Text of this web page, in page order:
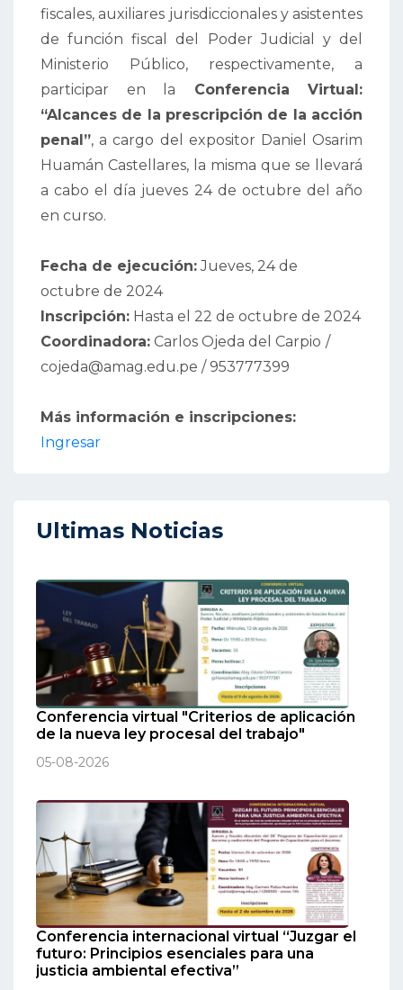
fiscales, auxiliares jurisdiccionales y asistentes
de función fiscal del Poder Judicial y del
Ministerio Público, respectivamente, a
participar en la Conferencia Virtual:
“Alcances de la prescripción de la acción
penal”, a cargo del expositor Daniel Osarim
Huamán Castellares, la misma que se llevará
a cabo el día jueves 24 de octubre del año
en curso.
Fecha de ejecución:Jueves, 24 de
octubre de 2024
Inscripción: Hasta el 22 de octubre de 2024
Coordinadora: Carlos Ojeda del Carpio /
cojeda@amag.edu.pe / 953777399
Más información e inscripciones:
Ingresar
Ultimas Noticias
Conferencia virtual "Criterios de aplicación
de la nueva ley procesal del trabajo"
05-08-2026
Conferencia internacional virtual “Juzgar el
futuro: Principios esenciales para una
justicia ambiental efectiva”